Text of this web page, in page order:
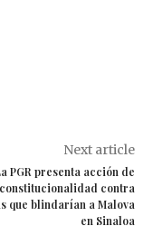
Next article
PGR presenta acción de
contra
que blindarían a Malova
en Sinaloa